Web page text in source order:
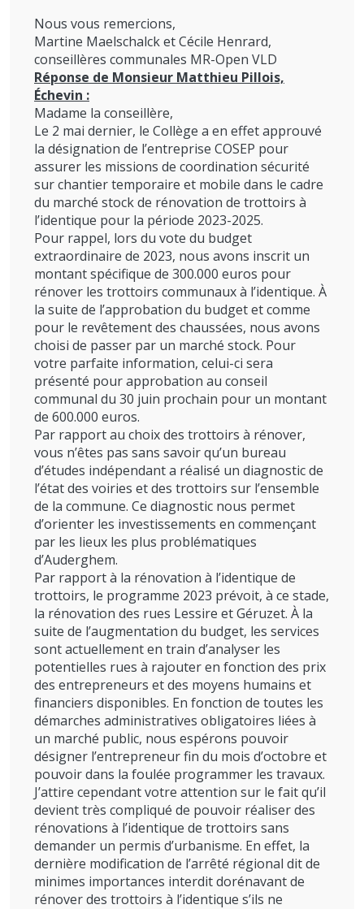
Nous vous remercions,
Martine Maelschalck et Cécile Henrard,
conseillères communales MR-Open VLD
Réponse de Monsieur Matthieu Pillois,
Échevin :
Madame la conseillère,
Le 2 mai dernier, le Collège a en effet approuvé
la désignation de l’entreprise COSEP pour
assurer les missions de coordination sécurité
sur chantier temporaire et mobile dans le cadre
du marché stock de rénovation de trottoirs à
l’identique pour la période 2023-2025.
Pour rappel, lors du vote du budget
extraordinaire de 2023, nous avons inscrit un
montant spécifique de 300.000 euros pour
rénover les trottoirs communaux à l’identique. À
la suite de l’approbation du budget et comme
pour le revêtement des chaussées, nous avons
choisi de passer par un marché stock. Pour
votre parfaite information, celui-ci sera
présenté pour approbation au conseil
communal du 30 juin prochain pour un montant
de 600.000 euros.
Par rapport au choix des trottoirs à rénover,
vous n’êtes pas sans savoir qu’un bureau
d’études indépendant a réalisé un diagnostic de
l’état des voiries et des trottoirs sur l’ensemble
de la commune. Ce diagnostic nous permet
d’orienter les investissements en commençant
par les lieux les plus problématiques
d’Auderghem.
Par rapport à la rénovation à l’identique de
trottoirs, le programme 2023 prévoit, à ce stade,
la rénovation des rues Lessire et Géruzet. À la
suite de l’augmentation du budget, les services
sont actuellement en train d’analyser les
potentielles rues à rajouter en fonction des prix
des entrepreneurs et des moyens humains et
financiers disponibles. En fonction de toutes les
démarches administratives obligatoires liées à
un marché public, nous espérons pouvoir
désigner l’entrepreneur fin du mois d’octobre et
pouvoir dans la foulée programmer les travaux.
J’attire cependant votre attention sur le fait qu’il
devient très compliqué de pouvoir réaliser des
rénovations à l’identique de trottoirs sans
demander un permis d’urbanisme. En effet, la
dernière modification de l’arrêté régional dit de
minimes importances interdit dorénavant de
rénover des trottoirs à l’identique s’ils ne